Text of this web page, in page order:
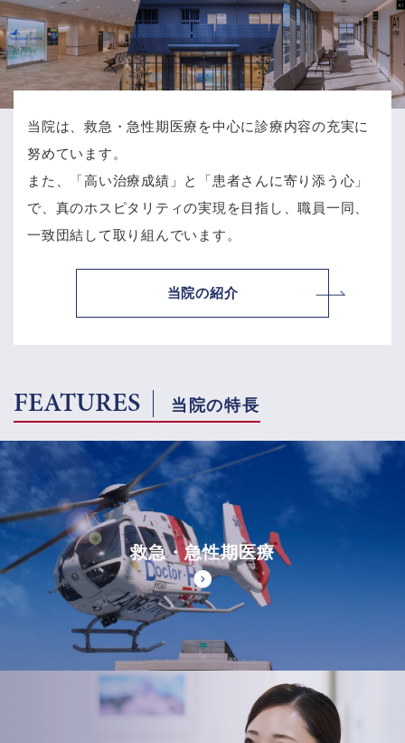
当院は、救急・急性期医療を中心に診療内容の充実に
努めています。
また、「高い治療成績」と「患者さんに寄り添う心」
で、 真のホスピタリティの実現を目指し、職員一同、
一致団結して取り組んでいます。
当院の紹介
FEATURES 当院の特長
救急・急性期医療